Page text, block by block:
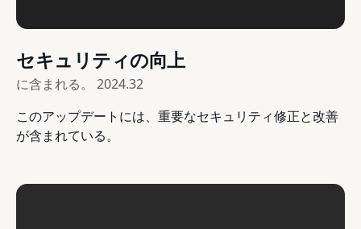
セキュリティの向上
に含まれる。 2024.32
このアップデートには、重要なセキュリティ修正と改善
が含まれている。